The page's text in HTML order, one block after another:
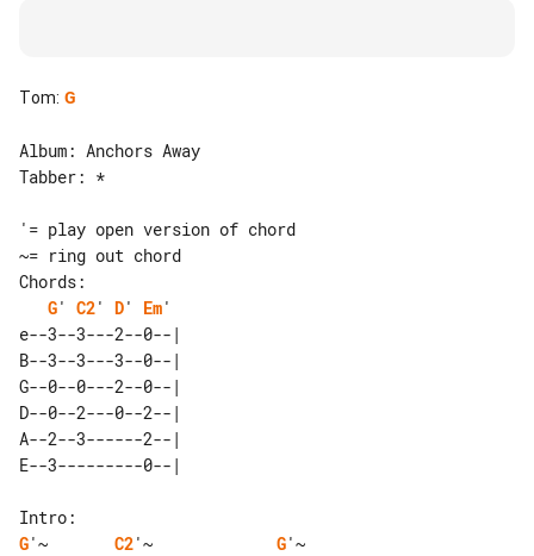
Tom: G
Album: Anchors Away
Tabber: *
'= play open version of chord
Chords:
G' C2' D' Em'
e--3--3---2--0--|
B--3--3---3--0--|
G--0--0---2--0--|
D--0--2---0--2--|
A--2--3------2--|
G'~ C2'~ G'~